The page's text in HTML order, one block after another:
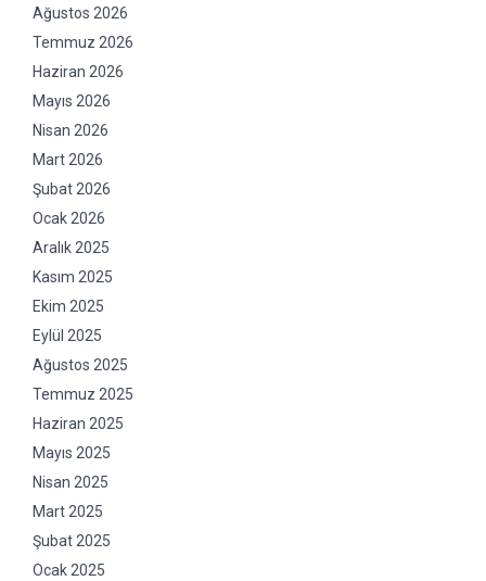
Ağustos 2026
Temmuz 2026
Haziran 2026
Mayıs 2026
Nisan 2026
Mart 2026
Şubat 2026
Ocak 2026
Aralık 2025
Kasım 2025
Ekim 2025
Eylül 2025
Ağustos 2025
Temmuz 2025
Haziran 2025
Mayıs 2025
Nisan 2025
Mart 2025
Şubat 2025
Ocak 2025